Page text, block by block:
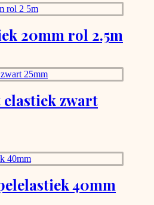
product
has
that
chosen
on
product
20mm rol 2.5m
elastiek zwart
product
has
options
that
40mm